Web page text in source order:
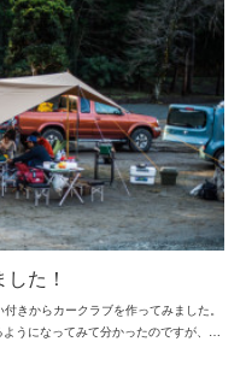
た！
きからカークラブを作ってみました。
うになってみて分かったのですが、…